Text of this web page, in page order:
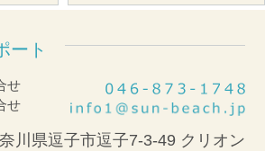
ート
せ
せ
川県逗子市逗子7-3-49 クリオン